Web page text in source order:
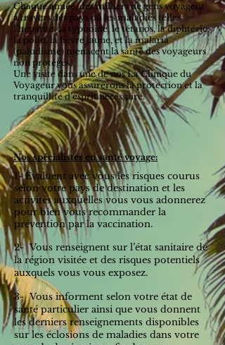
1- Évaluent avec vous les risques courus
selon votre pays de destination et les
activités auxquelles vous vous adonnerez
pour bien vous recommander la
prévention par la vaccination.
2- Vous renseignent sur l’état sanitaire de
la région visitée et des risques potentiels
auxquels vous vous exposez.
3- Vous informent selon votre état de
santé particulier ainsi que vous donnent
les derniers renseignements disponibles
sur les éclosions de maladies dans votre
Chaque année, des milliers de gens voyagent
à travers des pays où les maladies telles
l’hépatite, la typhoïde, le tétanos, la diphtérie,
la polio, la fièvre jaune, et la malaria
(paludisme) menacent la santé des voyageurs
non protégés.
Une visite dans une de nos La Clinique du
Voyageur vous assurerons la protection et la
tranquillité d’esprit nécessaire.
Nos spécialistes en santé voyage: